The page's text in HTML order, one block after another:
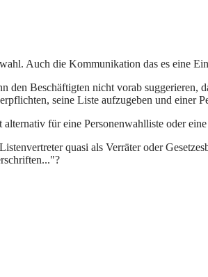
Auch die Kommunikation das es eine
den Beschäftigten nicht vorab suggerieren,
seine Liste aufzugeben und einer
für eine Personenwahlliste oder
quasi als Verräter oder